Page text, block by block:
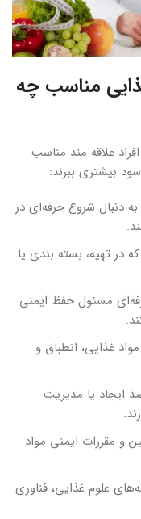
مناسب چه
علاقه مند مناسب
بیشتری ببرند:
دنبال شروع حرفه‌ای در
در تهیه، بسته بندی یا
مسئول حفظ ایمنی
غذایی، انطباق و
ایجاد یا مدیریت
و مقررات ایمنی مواد
علوم غذایی، فناوری